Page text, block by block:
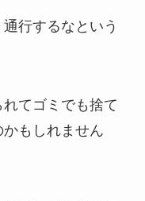
行するなという
てゴミでも捨て
もしれません